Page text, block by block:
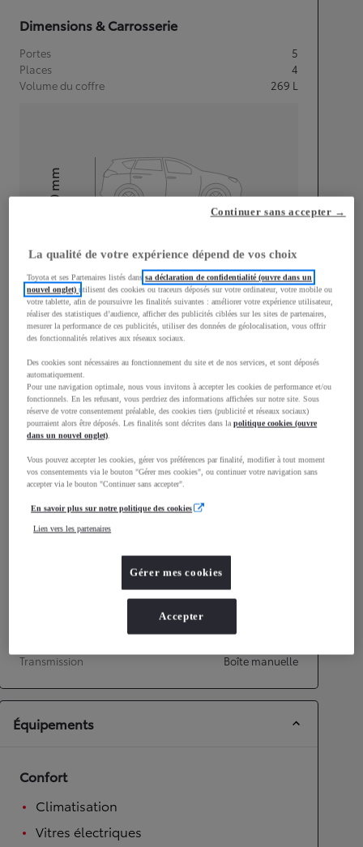
Dimensions & Carrosserie
Portes
5
Places
4
Volume du coffre
269 L
3 700mm
mm
Largeur
1 740 mm
Consommation mixte
Émissions CO2 109g/km
Performances
Accélération 0-100km/h
Transmission
Boîte manuelle
Équipements
Confort
Climatisation
Vitres électriques
La qualité de votre expérience dépend de vos choix
Toyota et ses Partenaires listés danssa déclaration de confidentialité (ouvre dans un
nouvel onglet)utilisent des cookies ou traceurs déposés sur votre ordinateur, votre mobile ou
votre tablette, afin de poursuivre les finalités suivantes : améliorer votre expérience utilisateur,
réaliser des statistiques d’audience, afficher des publicités ciblées sur les sites de partenaires,
mesurer la performance de ces publicités, utiliser des données de géolocalisation, vous offrir
des fonctionnalités relatives aux réseaux sociaux.
Des cookies sont nécessaires au fonctionnement du site et de nos services, et sont déposés
automatiquement.
Pour une navigation optimale, nous vous invitons à accepter les cookies de performance et/ou
fonctionnels. En les refusant, vous perdriez des informations affichées sur notre site. Sous
réserve de votre consentement préalable, des cookies tiers (publicité et réseaux sociaux)
pourraient alors être déposés. Les finalités sont décrites dans lapolitique cookies (ouvre
dans un nouvel onglet).
Vous pouvez accepter les cookies, gérer vos préférences par finalité, modifier à tout moment
vos consentements via le bouton "Gérer mes cookies", ou continuer votre navigation sans
accepter via le bouton "Continuer sans accepter".
En savoir plus sur notre politique des cookies
Lien vers les partenaires
Gérer mes cookies
Continuer sans accepter →
Accepter